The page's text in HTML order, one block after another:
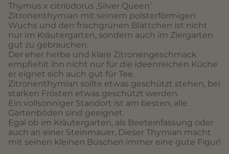
Thymus x citriodorus ‚Silver Queen‘
Zitronenthymian mit seinem polsterförmigen
Wuchs und den frischgrünen Blättchen ist nicht
nur im Kräutergarten, sondern auch im Ziergarten
gut zu gebrauchen.
Der eher herbe und klare Zitronengeschmack
empfiehlt ihn nicht nur für die ideenreichen Küche
er eignet sich auch gut für Tee.
Zitronenthymian sollte etwas geschützt stehen, bei
starken Frösten etwas geschützt werden.
Ein vollsonniger Standort ist am besten, alle
Gartenböden sind geeignet.
Egal ob im Kräutergarten, als Beeteinfassung oder
auch an einer Steinmauer, Dieser Thymian macht
mit seinen kleinen Büschen immer eine gute Figur!